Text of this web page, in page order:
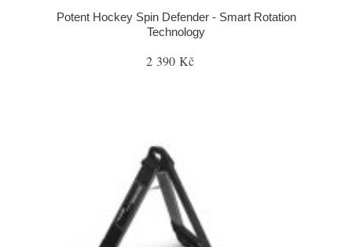
Potent Hockey Spin Defender - Smart Rotation
Technology
2 390 Kč